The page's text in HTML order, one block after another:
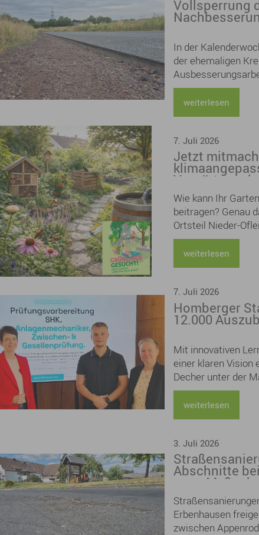
Bild und Urban
Bühne mit einem
Pflücken kann
Lieblingsgedichte
ein tolles
Vollsperrung
In der
der ehemaligen
Zeitraum muss die
weiterlesen
7. Juli 2026
Jetzt
Vorgärten
weiterhin
Wie kann Ihr
beitragen? Genau
Ortsteil Nieder-
Bürgerinnen und
im Klimaquartier
weiterlesen
7. Juli 2026
Homberger
12.000
Mit innovativen
einer klaren Vision
Decher unter der
Klimahandwerk.
Deutschland
weiterlesen
3. Juli 2026
Abschnitte
neue
Appenrod/
Erbenhausen
zwischen